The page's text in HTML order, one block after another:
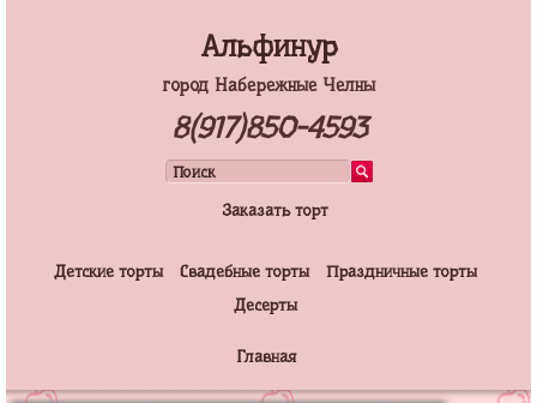
Альфинур
город Набережные Челны
8(917)850-4593
Заказать торт
Детские торты Свадебные торты
Праздничные торты
Десерты
Главная